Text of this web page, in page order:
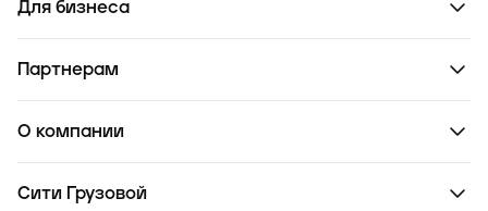
Для бизнеса
Партнерам
О компании
Сити Грузовой